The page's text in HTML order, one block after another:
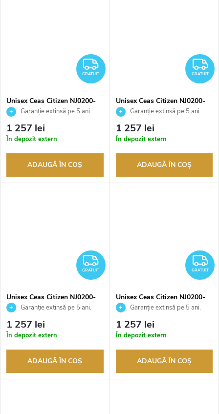
GRATUIT
GRATUIT
Unisex Ceas Citizen NJ0200-
50Z Garanție extinsă pe 5 ani.
Până la 100 de zile pentru
returnarea bunurilor. Vânzător
autorizat
1 257 lei
În depozit extern
ADAUGĂ ÎN COŞ
GRATUIT
Unisex Ceas Citizen NJ0200-
50X Garanție extinsă pe 5 ani.
Până la 100 de zile pentru
returnarea bunurilor. Vânzător
autorizat
1 257 lei
În depozit extern
ADAUGĂ ÎN COŞ
GRATUIT
GRATUIT
Unisex Ceas Citizen NJ0200-
50WGaranție extinsă pe 5 ani.
returnarea bunurilor. Vânzător
autorizat
1 257 lei
În depozit extern
ADAUGĂ ÎN COŞ
GRATUIT
Unisex Ceas Citizen NJ0200-
50M Garanție extinsă pe 5 ani.
returnarea bunurilor. Vânzător
autorizat
1 257 lei
În depozit extern
ADAUGĂ ÎN COŞ